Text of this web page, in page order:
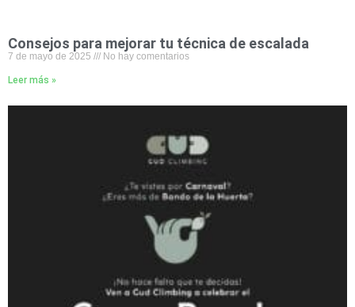
Consejos para mejorar tu técnica de escalada
7 de mayo de 2025 No hay comentarios
Leer más »